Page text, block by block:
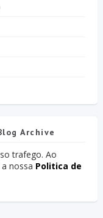
Archive
trafego. Ao
nossa Politica de